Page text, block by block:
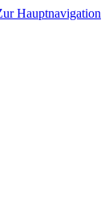
Hauptnavigation